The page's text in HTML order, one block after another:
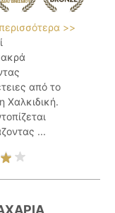
>>
από το
Χαλκιδική.
...